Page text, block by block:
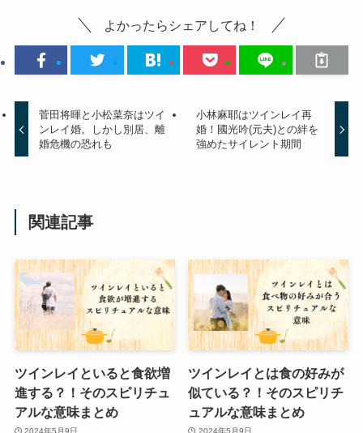
よかったらシェアしてね！
菅田将暉と小松菜奈はツイ
ンレイ婚。しかし別居、離
婚危機の恐れも
小林麻耶はツインレイ再
婚！國光吟(元夫)との絆を
強めたサイレント期間
関連記事
ツインレイといると食欲増
進する？！そのスピリチュ
アルな意味まとめ
2024年5月9日
ツインレイとは食の好みが
似ている？！そのスピリチ
ュアルな意味まとめ
2024年5月9日